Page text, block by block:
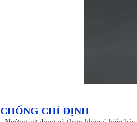
CHỐNG CHỈ ĐỊNH